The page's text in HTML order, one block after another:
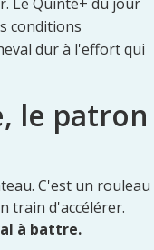
conditions
dur à l'effort qui
le patron
C'est un rouleau
train d'accélérer.
à battre.